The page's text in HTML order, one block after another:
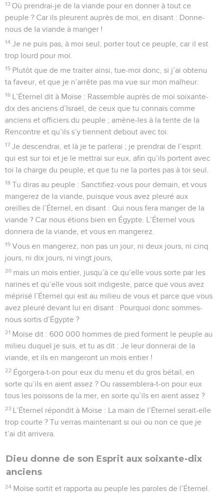
13 Où prendrai-je de la viande pour en donner à tout ce
peuple ? Car ils pleurent auprès de moi, en disant : Donne-
nous de la viande à manger !
14 Je ne puis pas, à moi seul, porter tout ce peuple, car il est
trop lourd pour moi.
15 Plutôt que de me traiter ainsi, tue-moi donc, si j’ai obtenu
ta faveur, et que je n’arrête pas ma vue sur mon malheur.
16 L’Éternel dit à Moïse : Rassemble auprès de moi soixante-
dix des anciens d’Israël, de ceux que tu connais comme
anciens et officiers du peuple ; amène-les à la tente de la
Rencontre et qu’ils s’y tiennent debout avec toi.
17 Je descendrai, et là je te parlerai ; je prendrai de l’esprit
qui est sur toi et je le mettrai sur eux, afin qu’ils portent avec
toi la charge du peuple, et que tu ne la portes pas à toi seul.
18 Tu diras au peuple : Sanctifiez-vous pour demain, et vous
mangerez de la viande, puisque vous avez pleuré aux
oreilles de l’Éternel, en disant : Qui nous fera manger de la
viande ? Car nous étions bien en Égypte. L’Éternel vous
donnera de la viande, et vous en mangerez.
19 Vous en mangerez, non pas un jour, ni deux jours, ni cinq
jours, ni dix jours, ni vingt jours,
20 mais un mois entier, jusqu’à ce qu’elle vous sorte par les
narines et qu’elle vous soit indigeste, parce que vous avez
méprisé l’Éternel qui est au milieu de vous et parce que vous
avez pleuré devant lui en disant : Pourquoi donc sommes-
nous sortis d’Égypte ?
21 Moïse dit : 600 000 hommes de pied forment le peuple au
milieu duquel je suis, et tu as dit : Je leur donnerai de la
viande, et ils en mangeront un mois entier !
22 Égorgera-t-on pour eux du menu et du gros bétail, en
sorte qu’ils en aient assez ? Ou rassemblera-t-on pour eux
tous les poissons de la mer, en sorte qu’ils en aient assez ?
23 L’Éternel répondit à Moïse : La main de l’Éternel serait-elle
trop courte ? Tu verras maintenant si oui ou non ce que je
t’ai dit arrivera.
Dieu donne de son Esprit aux soixante-dix
anciens
24 Moïse sortit et rapporta au peuple les paroles de l’Éternel.